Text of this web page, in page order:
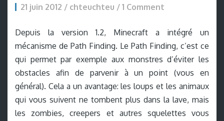
21 juin 2012 / chteuchteu / 1 Comment
Depuis la version 1.2, Minecraft a intégré un
mécanisme de Path Finding. Le Path Finding, c’est ce
qui permet par exemple aux monstres d’éviter les
obstacles afin de parvenir à un point (vous en
général). Cela a un avantage: les loups et les animaux
qui vous suivent ne tombent plus dans la lave, mais
les zombies, creepers et autres squelettes vous